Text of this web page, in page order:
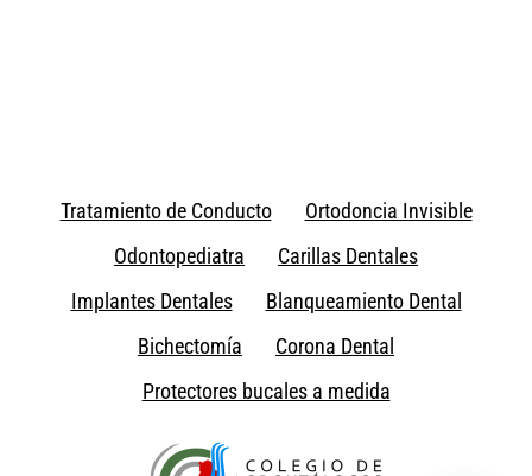
Tratamiento de Conducto
Ortodoncia Invisible
Odontopediatra
Carillas Dentales
Implantes Dentales
Blanqueamiento Dental
Bichectomía
Corona Dental
Protectores bucales a medida